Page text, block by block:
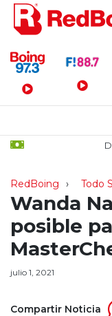
Menú
RedBoing Todo
Wanda
posible
julio 1, 2021
Compartir Noticia